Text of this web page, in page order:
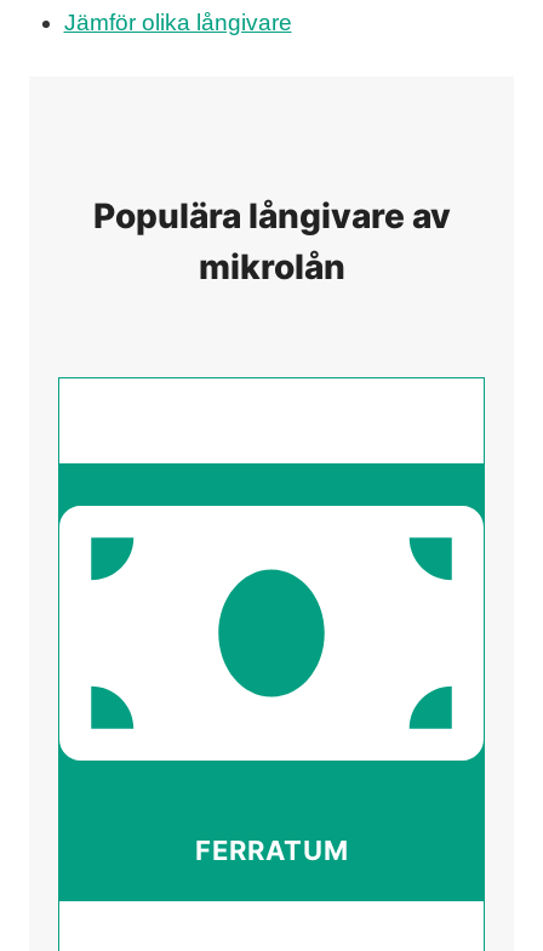
Jämför olika långivare
Populära långivare av
mikrolån
FERRATUM